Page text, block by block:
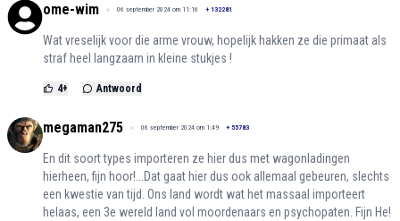
ome-wim 06 september 2024 om 11:16 + 132281
Wat vreselijk voor die arme vrouw, hopelijk hakken ze die primaat als
straf heel langzaam in kleine stukjes !
4+ Antwoord
megaman275 06 september 2024 om 1:49 + 55783
En dit soort types importeren ze hier dus met wagonladingen
hierheen, fijn hoor!...Dat gaat hier dus ook allemaal gebeuren, slechts
een kwestie van tijd. Ons land wordt wat het massaal importeert
helaas, een 3e wereld land vol moordenaars en psychopaten. Fijn He!